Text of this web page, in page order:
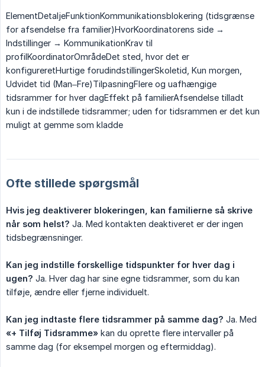
ElementDetaljeFunktionKommunikationsblokering (tidsgrænse
for afsendelse fra familier)HvorKoordinatorens side →
Indstillinger → KommunikationKrav til
profilKoordinatorOmrådeDet sted, hvor det er
konfigureretHurtige forudindstillingerSkoletid, Kun morgen,
Udvidet tid (Man–Fre)TilpasningFlere og uafhængige
tidsrammer for hver dagEffekt på familierAfsendelse tilladt
kun i de indstillede tidsrammer; uden for tidsrammen er det kun
muligt at gemme som kladde
Ofte stillede spørgsmål
Hvis jeg deaktiverer blokeringen, kan familierne så skrive
når som helst? Ja. Med kontakten deaktiveret er der ingen
tidsbegrænsninger.
Kan jeg indstille forskellige tidspunkter for hver dag i
ugen? Ja. Hver dag har sine egne tidsrammer, som du kan
tilføje, ændre eller fjerne individuelt.
Kan jeg indtaste flere tidsrammer på samme dag? Ja. Med
«+ Tilføj Tidsramme» kan du oprette flere intervaller på
samme dag (for eksempel morgen og eftermiddag).